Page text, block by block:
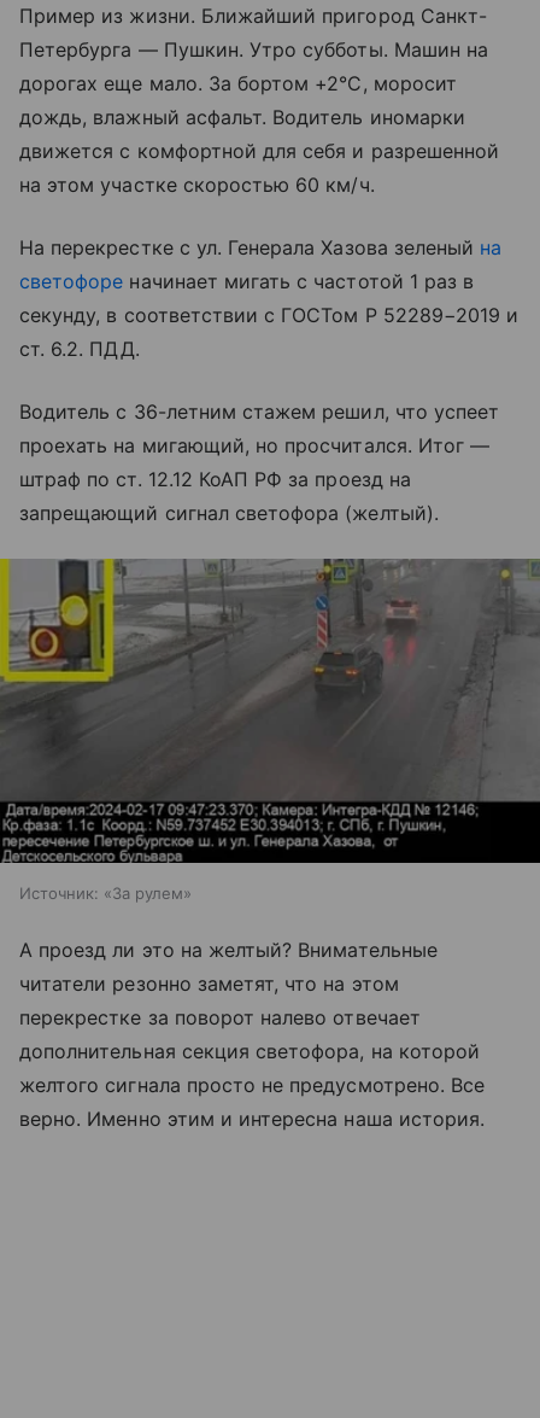
Пример из жизни. Ближайший пригород Санкт-
Петербурга — Пушкин. Утро субботы. Машин на
дорогах еще мало. За бортом +2°С, моросит
дождь, влажный асфальт. Водитель иномарки
движется с комфортной для себя и разрешенной
на этом участке скоростью 60 км/ч.
На перекрестке с ул. Генерала Хазова зеленый на
светофоре начинает мигать с частотой 1 раз в
секунду, в соответствии с ГОСТом Р 52289−2019 и
ст. 6.2. ПДД.
Водитель с 36-летним стажем решил, что успеет
проехать на мигающий, но просчитался. Итог —
штраф по ст. 12.12 КоАП РФ за проезд на
запрещающий сигнал светофора (желтый).
Источник: «За рулем»
А проезд ли это на желтый? Внимательные
читатели резонно заметят, что на этом
перекрестке за поворот налево отвечает
дополнительная секция светофора, на которой
желтого сигнала просто не предусмотрено. Все
верно. Именно этим и интересна наша история.